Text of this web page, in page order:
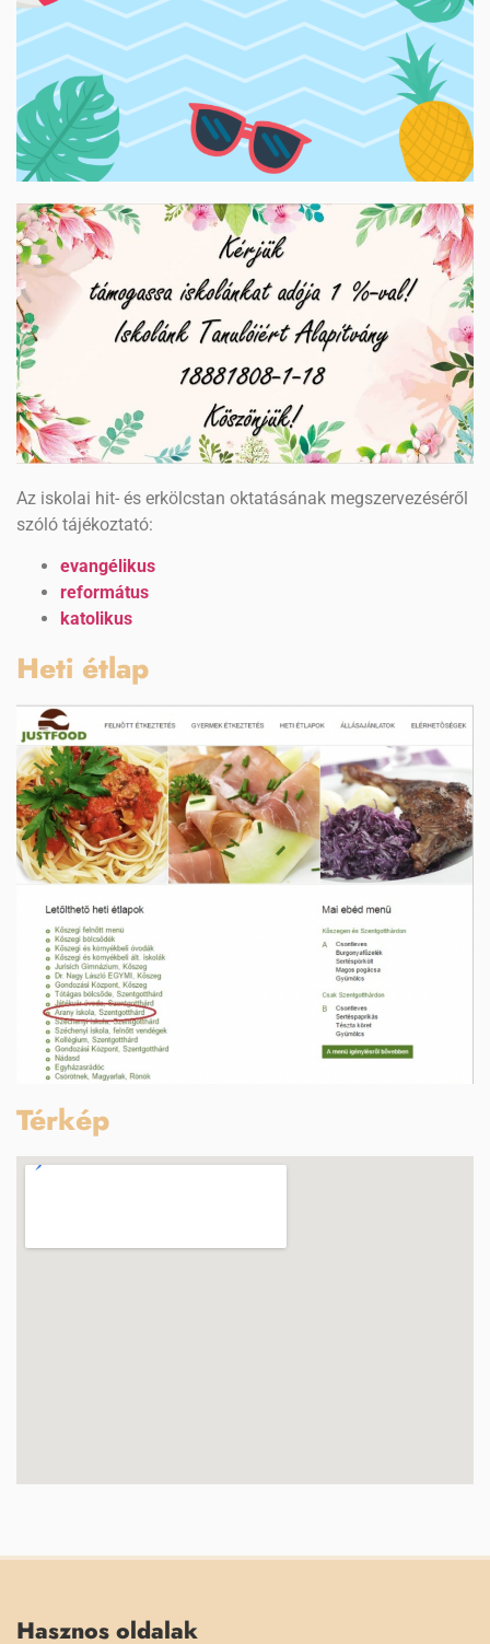
Az iskolai hit- és erkölcstan oktatásának megszervezéséről
szóló tájékoztató:
evangélikus
református
katolikus
Heti étlap
Térkép
Hasznos oldalak